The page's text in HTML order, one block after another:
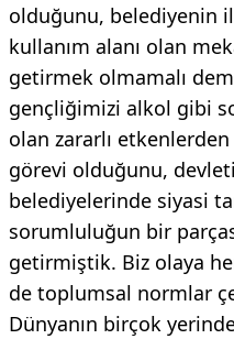
olduğunu, belediyenin
kullanım alanı olan
getirmek olmamalı
gençliğimizi alkol gibi
olan zararlı
görevi olduğunu,
belediyelerinde siyasi
sorumluluğun bir
getirmiştik. Biz olaya
de toplumsal normlar
Dünyanın birçok